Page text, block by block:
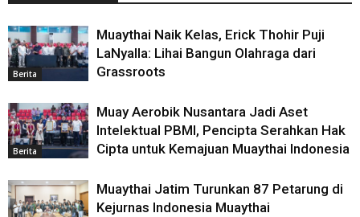
Berita
Muaythai Naik Kelas, Erick Thohir Puji
LaNyalla: Lihai Bangun Olahraga dari
Grassroots
Berita
Muay Aerobik Nusantara Jadi Aset
Intelektual PBMI, Pencipta Serahkan Hak
Cipta untuk Kemajuan Muaythai Indonesia
Muaythai Jatim Turunkan 87 Petarung di
Kejurnas Indonesia Muaythai